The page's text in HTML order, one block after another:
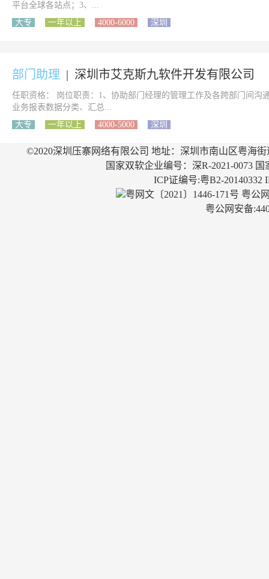
平台全球各站点；3、...
大专
一年以上 4000-6000 深圳
部门助理 | 深圳市艾克斯九软件开发有限公司
任职资格： 岗位职责：1、协助部门经理的管理工作及各跨部门间
业务报表数据分类、汇总...
大专
一年以上 4000-5000 深圳
©2020深圳压寨网络有限公司 地址：深圳市南山区粤海
国家双软企业编号：深R-2021-0073
ICP证编号:粤B2-20140332
粤网文〔2021〕1446-171号 粤公
粤公网安备